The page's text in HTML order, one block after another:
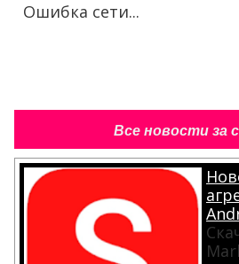
Ошибка сети...
Все новости за